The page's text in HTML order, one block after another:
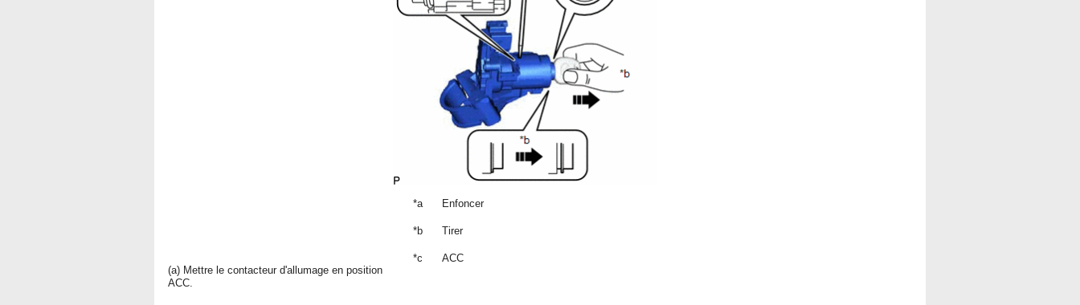
(a) Mettre le contacteur d'allumage en position
ACC.
*a Enfoncer
*b Tirer
*c ACC